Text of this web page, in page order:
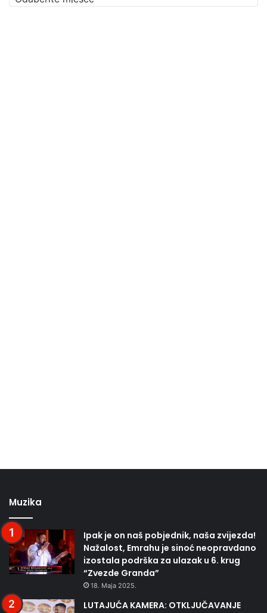
Muzika
Ipak je on naš pobjednik, naša zvijezda!
Nažalost, Emrahu je sinoć neopravdano
izostala podrška za ulazak u 6. krug
“Zvezde Granda”
18. Maja 2025.
LUTAJUĆA KAMERA: OTKLJUČAVANJE